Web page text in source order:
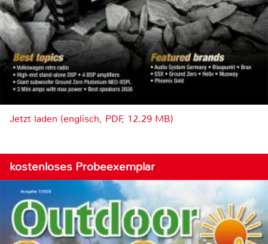
Jetzt laden (englisch, PDF, 12.29 MB)
kostenloses Probeexemplar